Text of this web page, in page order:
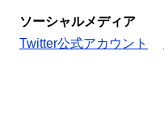
ソーシャルメディア
Twitter公式アカウント